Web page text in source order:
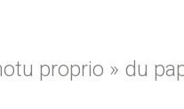
proprio » du